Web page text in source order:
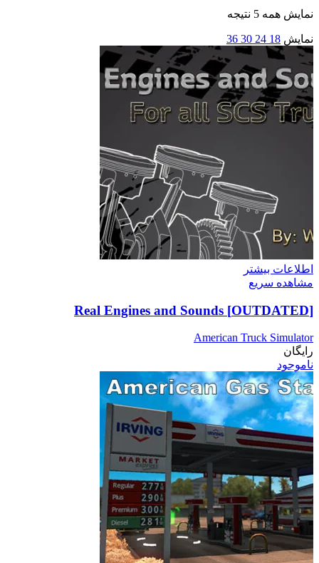
نمایش همه 5 نتیجه
نمایش 18
24
30
36
اطلاعات بیشتر
مشاهده سریع
[OUTDATED] Real Engines and Sounds
American Truck Simulator
رایگان
ناموجود